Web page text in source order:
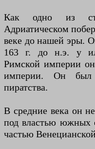
Как одно из
Адриатическом
веке до нашей эры.
163 г. до н.э. у
Римской империи
империи. Он был
пиратства.
В средние века он
под властью южных
частью